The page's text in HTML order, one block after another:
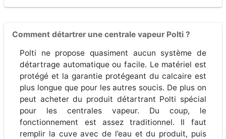
Comment détartrer une centrale vapeur Polti ?
Polti ne propose quasiment aucun système de
détartrage automatique ou facile. Le matériel est
protégé et la garantie protégeant du calcaire est
plus longue que pour les autres soucis. De plus on
peut acheter du produit détartrant Polti spécial
pour les centrales vapeur. Du coup, le
fonctionnement est assez traditionnel. Il faut
remplir la cuve avec de l’eau et du produit, puis